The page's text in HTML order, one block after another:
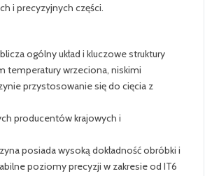
i precyzyjnych części.
ogólny układ i kluczowe struktury
temperatury wrzeciona, niskimi
przystosowanie się do cięcia z
producentów krajowych i
posiada wysoką dokładność obróbki i
poziomy precyzji w zakresie od IT6